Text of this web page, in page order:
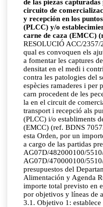
de las piezas
circuito de
y recepción en los
(PLCC) y/o
carne de caza (EMCC)
RESOLUCIÓ ACC/
qual es convoquen els
a fomentar les captures
densitat en el medi i
contra les patologies del
espècies ramaderes i per
carn procedent de les
la en el circuit de
transport i recepció als
(PLCC) i/o establiments
(EMCC) (ref. BDNS
esta Orden, por un
a cargo de las partidas
AG07D/482000100/
AG07D/470000100/
presupuestos del
Alimentación y Agenda
importe total previsto en
por objetivos y líneas de
3.1. Objetivo 1: establece